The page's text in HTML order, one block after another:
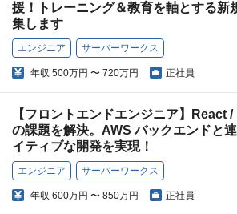
援！トレーニング＆教育を軸とする新
集します
エンジニア サーバーワークス
年収 500万円 〜 720万円 正社員
【フロントエンドエンジニア】React
の課題を解決。AWS バックエンドと
イティブな開発を実現！
エンジニア サーバーワークス
年収 600万円 〜 850万円 正社員